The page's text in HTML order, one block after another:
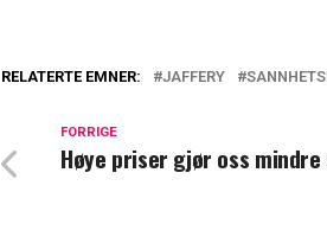
RELATERTE EMNER: JAFFERY
FORRIGE
Høye priser gjør oss mindre